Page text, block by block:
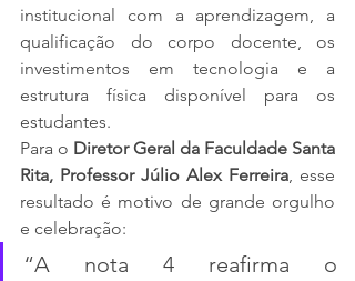
institucional com a aprendizagem, a
qualificação do corpo docente, os
investimentos em tecnologia e a
estrutura física disponível para os
estudantes.
Para o Diretor Geral da Faculdade Santa
Rita, Professor Júlio Alex Ferreira, esse
resultado é motivo de grande orgulho
e celebração:
“A nota 4 reafirma o